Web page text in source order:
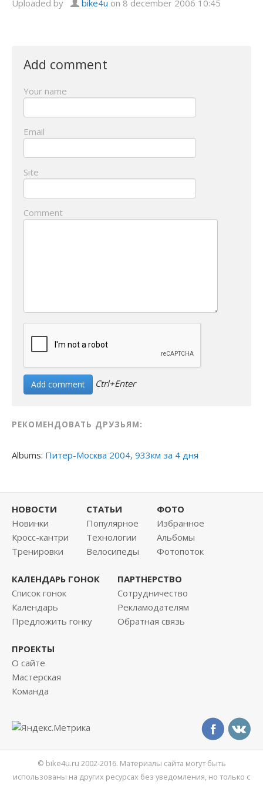
Uploaded by bike4u on 8 december 2006 10:45
Add comment
Your name
Email
Site
Comment
Ctrl+Enter
РЕКОМЕНДОВАТЬ ДРУЗЬЯМ:
Albums: Питер-Москва 2004, 933км за 4 дня
НОВОСТИ
Новинки
Кросс-кантри
Тренировки
СТАТЬИ
Популярное
Технологии
Велосипеды
ФОТО
Избранное
Альбомы
Фотопоток
КАЛЕНДАРЬ ГОНОК
Список гонок
Календарь
Предложить гонку
ПАРТНЕРСТВО
Сотрудничество
Рекламодателям
Обратная связь
ПРОЕКТЫ
О сайте
Мастерская
Команда
© bike4u.ru 2002-2016. Материалы сайта могут быть
использованы на других ресурсах без уведомления, но только с